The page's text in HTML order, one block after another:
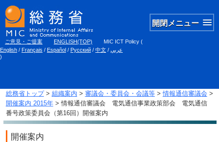
開閉メニュー
ご意見・ご提案 ENGLISH(TOP) MIC ICT Policy (
English / Français / Español / Русский / 中文 / عربي
)
総務省トップ> 組織案内 > 審議会・委員会・会議等>情報通信審議会 >
開催案内 2015年> 情報通信審議会 電気通信事業政策部会 電気通信
番号政策委員会（第16回）開催案内
開催案内